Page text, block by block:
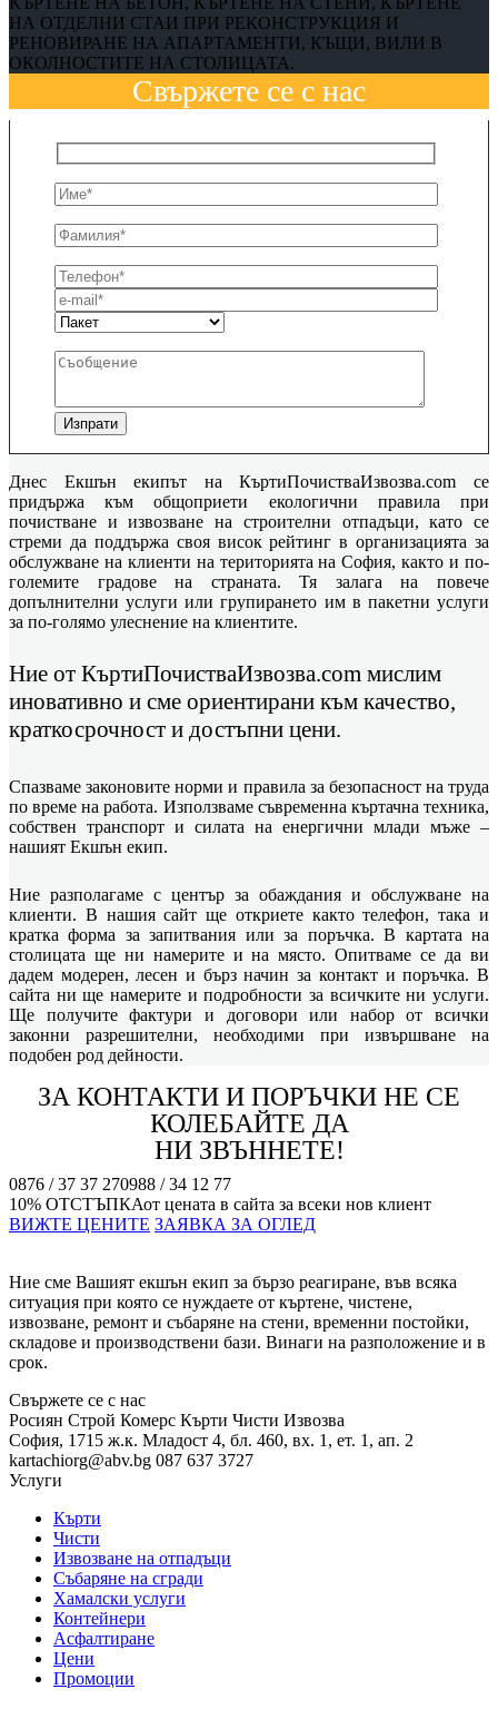
НА ОТДЕЛНИ СТАИ ПРИ РЕКОНСТРУКЦИЯ И
РЕНОВИРАНЕ НА АПАРТАМЕНТИ, КЪЩИ, ВИЛИ В
ОКОЛНОСТИТЕ НА СТОЛИЦАТА.
Свържете се с нас
Днес Екшън екипът на КъртиПочистваИзвозва.com се
придържа към общоприети екологични правила при
почистване и извозване на строителни отпадъци, като се
стреми да поддържа своя висок рейтинг в организацията за
обслужване на клиенти на територията на София, както и по-
големите градове на страната. Тя залага на повече
допълнителни услуги или групирането им в пакетни услуги
за по-голямо улеснение на клиентите.
Ние от КъртиПочистваИзвозва.com мислим
иновативно и сме ориентирани към качество,
краткосрочност и достъпни цени.
Спазваме законовите норми и правила за безопасност на труда
по време на работа. Използваме съвременна къртачна техника,
собствен транспорт и силата на енергични млади мъже –
нашият Екшън екип.
Ние разполагаме с център за обаждания и обслужване на
клиенти. В нашия сайт ще откриете както телефон, така и
кратка форма за запитвания или за поръчка. В картата на
столицата ще ни намерите и на място. Опитваме се да ви
дадем модерен, лесен и бърз начин за контакт и поръчка. В
сайта ни ще намерите и подробности за всичките ни услуги.
Ще получите фактури и договори или набор от всички
законни разрешителни, необходими при извършване на
подобен род дейности.
ЗА КОНТАКТИ И ПОРЪЧКИ НЕ СЕ
КОЛЕБАЙТЕ ДА
НИ ЗВЪННЕТЕ!
0876 / 37 37 270988 / 34 12 77
10% ОТСТЪПКАот цената в сайта за всеки нов клиент
ВИЖТЕ ЦЕНИТЕ ЗАЯВКА ЗА ОГЛЕД
Ние сме Вашият екшън екип за бързо реагиране, във всяка
ситуация при която се нуждаете от къртене, чистене,
извозване, ремонт и събаряне на стени, временни постойки,
складове и производствени бази. Винаги на разположение и в
срок.
Свържете се с нас
Росиян Строй Комерс Кърти Чисти Извозва
София, 1715 ж.к. Младост 4, бл. 460, вх. 1, ет. 1, ап. 2
kartachiorg@abv.bg 087 637 3727
Услуги
Кърти
Чисти
Извозване на отпадъци
Събаряне на сгради
Хамалски услуги
Контейнери
Асфалтиране
Цени
Промоции